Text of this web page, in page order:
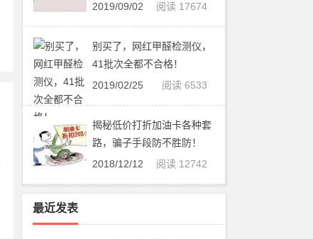
阅读 17674
2019/09/02
别买了，网红甲醛检测仪，
41批次全都不合格！
阅读 6533
2019/02/25
揭秘低价打折加油卡各种套
路，骗子手段防不胜防！
阅读 12742
2018/12/12
最近发表